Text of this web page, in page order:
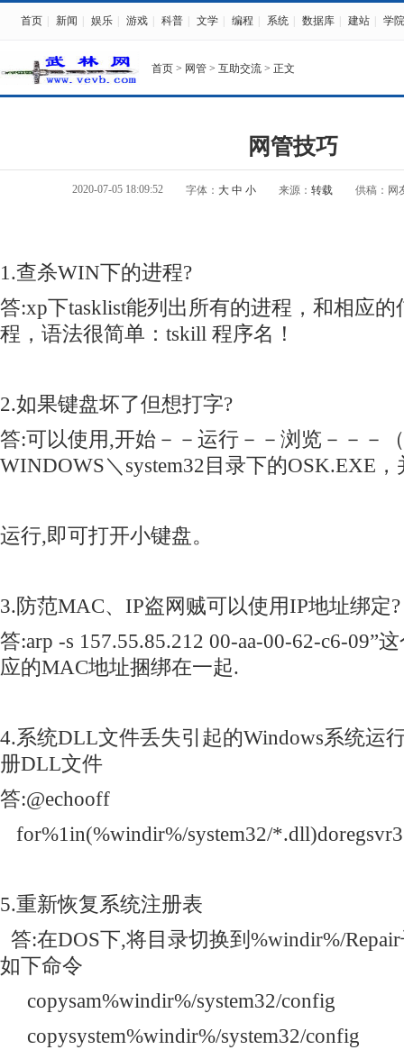
首页 新闻 娱乐 游戏 科普 文学 编程 系统 数据库 建站 学院
首页 > 网管 > 互助交流 > 正文
网管技巧
2020-07-05 18:09:52 字体： 大 中 小 来源： 转载 供稿：网
1.查杀WIN下的进程?
答:xp下tasklist能列出所有的进程，和相应
程，语法很简单：tskill 程序名！
2.如果键盘坏了但想打字?
答:可以使用,开始－－运行－－浏览－－－
WINDOWS＼system32目录下的OSK.EXE
运行,即可打开小键盘。
3.防范MAC、IP盗网贼可以使用IP地址绑定?
答:arp -s 157.55.85.212 00-aa-00-62-c6-09”
应的MAC地址捆绑在一起.
4.系统DLL文件丢失引起的Windows系统运
册DLL文件
答:@echooff
for%1in(%windir%/system32/
5.重新恢复系统注册表
答:在DOS下,将目录切换到%windir%/
如下命令
copysam%windir%/system32/config
copysystem%windir%/system32/config